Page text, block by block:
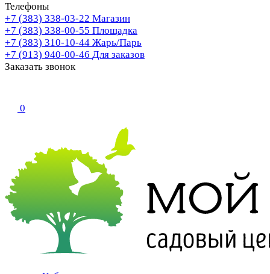
Телефоны
+7 (383) 338-03-22 Магазин
+7 (383) 338-00-55 Площадка
+7 (383) 310-10-44 Жарь/Парь
+7 (913) 940-00-46 Для заказов
Заказать звонок
0